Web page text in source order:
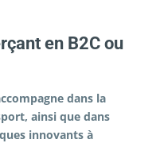
en B2C ou
dans la
ainsi que dans
innovants à